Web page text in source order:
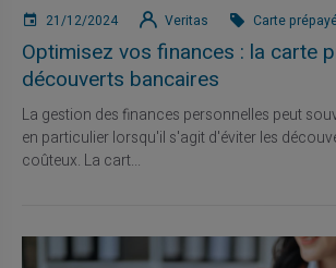
21/12/2024 Veritas Carte
Optimisez vos finances : la carte
découverts bancaires
La gestion des finances personnelles peut
en particulier lorsqu'il s'agit d'éviter les
coûteux. La cart...